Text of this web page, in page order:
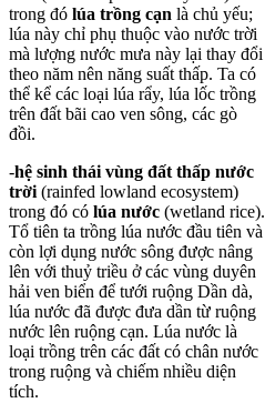
trong đó lúa trồng cạn là chủ yếu;
lúa này chỉ phụ thuộc vào nước trời
mà lượng nước mưa này lại thay đổi
theo năm nên năng suất thấp. Ta có
thể kể các loại lúa rẩy, lúa lốc trồng
trên đất bãi cao ven sông, các gò
đồi.
-hệ sinh thái vùng đất thấp nước
trời (rainfed lowland ecosystem)
trong đó có lúa nước (wetland rice).
Tổ tiên ta trồng lúa nước đầu tiên và
còn lợi dụng nước sông được nâng
lên với thuỷ triều ở các vùng duyên
hải ven biển để tưới ruộng Dần dà,
lúa nước đã được đưa dần từ ruộng
nước lên ruộng cạn. Lúa nước là
loại trồng trên các đất có chân nước
trong ruộng và chiếm nhiều diện
tích.